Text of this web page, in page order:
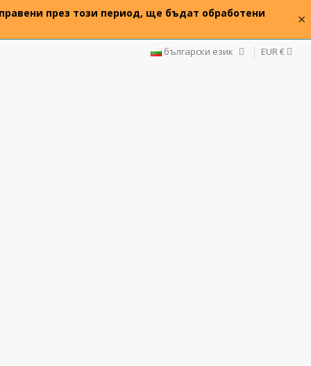
през този период, ще бъдат обработени
×
български език EUR €